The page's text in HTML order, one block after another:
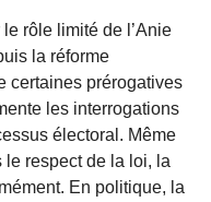
rôle limité de l’Anie
la réforme
certaines prérogatives
les interrogations
électoral. Même
respect de la loi, la
En politique, la